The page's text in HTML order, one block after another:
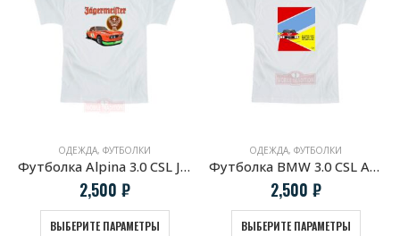
ОДЕЖДА, ФУТБОЛКИ
Футболка Alpina 3.0 CSL Jagermeister белая
2,500 ₽
ВЫБЕРИТЕ ПАРАМЕТРЫ
ОДЕЖДА, ФУТБОЛКИ
Футболка BMW 3.0 CSL ART Cars
2,500 ₽
ВЫБЕРИТЕ ПАРАМЕТРЫ